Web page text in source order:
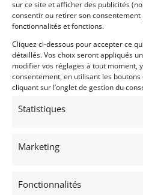
sur ce site et afficher des publicités
consentir ou retirer son
fonctionnalités et fonctions.
Cliquez ci-dessous pour accepter ce
détaillés. Vos choix seront appliqués
modifier vos réglages à tout moment,
consentement, en utilisant les
cliquant sur l’onglet de gestion du
Statistiques
Marketing
Fonctionnalités
22
LYON (FRANCE)